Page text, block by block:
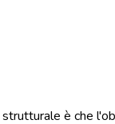
è che